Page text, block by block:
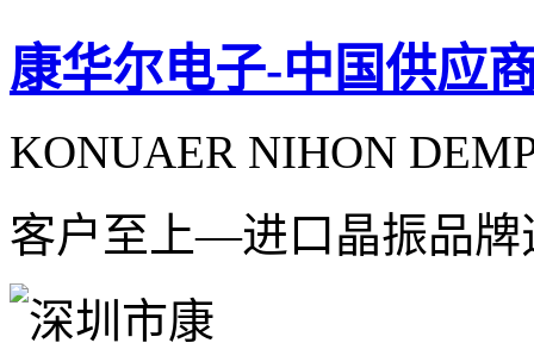
康华尔电子-中国供应
KONUAER NIHON
客户至上—进口晶振品牌